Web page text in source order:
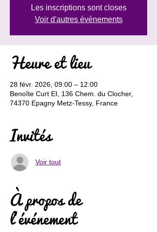
Les inscriptions sont closes
Voir d'autres événements
Heure et lieu
28 févr. 2026, 09:00 – 12:00
Benoîte Curt EI, 136 Chem. du Clocher,
74370 Epagny Metz-Tessy, France
Invités
Voir tout
À propos de
l'événement